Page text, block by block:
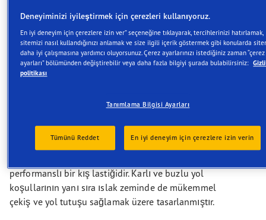
Goodyear UltraGrip Performance 3,
kış performansını ön planda tutan,
soğuk hava koşullarında güvenli
sürücüler için mükemmel bir
seçenektir.
Goodyear UltraGrip Performance 3, binek araçlarda
performanslı bir kış lastiğidir. Karlı ve buzlu yol
koşullarının yanı sıra ıslak zeminde de mükemmel
çekiş ve yol tutuşu sağlamak üzere tasarlanmıştır.
Deneyiminizi iyileştirmek için çerezleri kullanıyoruz.
En iyi deneyim için çerezlere izin ver” seçeneğine tıklayarak, tercihlerinizi hatırlamak,
sitemizi nasıl kullandığınızı anlamak ve size ilgili içerik göstermek gibi konularda
daha iyi çalışmasına yardımcı oluyorsunuz. Çerez ayarlarınızı istediğiniz zaman “çerez
ayarları” bölümünden değiştirebilir veya daha fazla bilgiyi şurada bulabilirsiniz:
politikası
Tanımlama Bilgisi Ayarları
Tümünü Reddet En iyi deneyim için çerezlere izin verin